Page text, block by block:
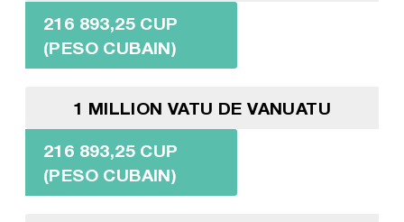
216 893,25 CUP
(PESO CUBAIN)
1 MILLION VATU DE VANUATU
216 893,25 CUP
(PESO CUBAIN)